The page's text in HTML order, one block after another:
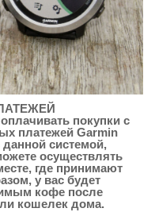
покупки с
платежей Garmin
системой,
осуществлять
где принимают
у вас будет
кофе после
кошелек дома.